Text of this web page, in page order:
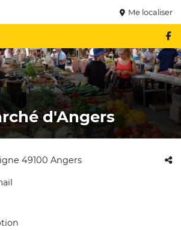
Me localiser
d'Angers
49100 Angers